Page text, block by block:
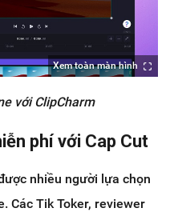
Xem toàn màn hình
với ClipCharm
phí với Cap Cut
nhiều người lựa chọn
Các Tik Toker, reviewer